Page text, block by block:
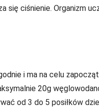
się ciśnienie. Organizm
i ma na celu
20g
od 3 do 5 posiłków